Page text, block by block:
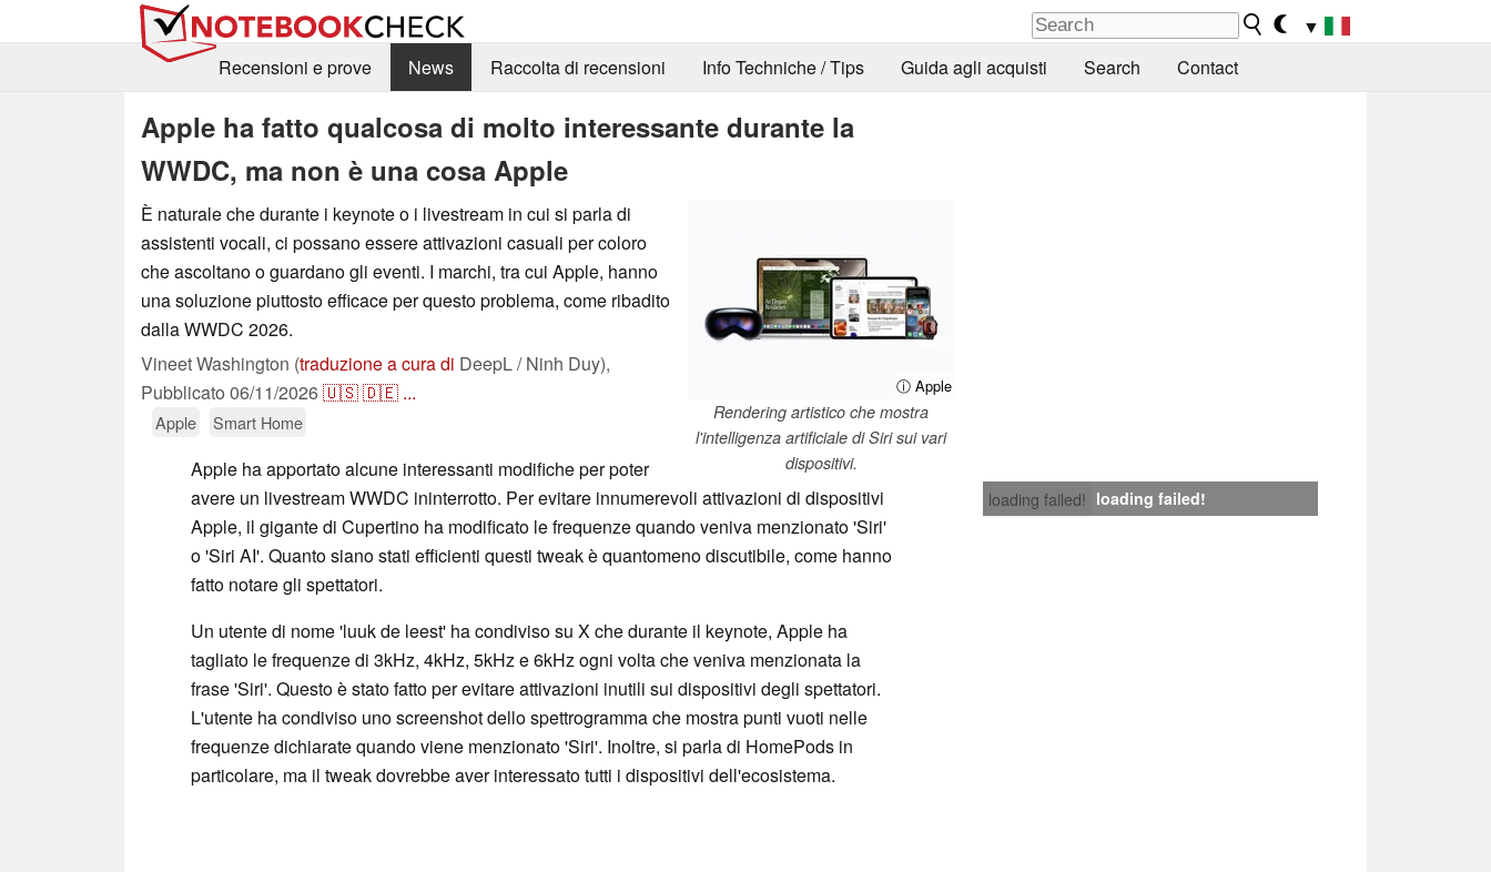
▼
Recensioni e prove
News Raccolta di recensioni Info Techniche / Tips Guida agli acquisti Search Contact
Apple ha fatto qualcosa di molto interessante durante la
WWDC, ma non è una cosa Apple
ⓘ Apple
Rendering artistico che mostra
l'intelligenza artificiale di Siri sui vari
dispositivi.
È naturale che durante i keynote o i livestream in cui si parla di
assistenti vocali, ci possano essere attivazioni casuali per coloro
che ascoltano o guardano gli eventi. I marchi, tra cui Apple, hanno
una soluzione piuttosto efficace per questo problema, come ribadito
dalla WWDC 2026.
Vineet Washington (traduzione a cura di DeepL / Ninh Duy),
Pubblicato 06/11/2026🇺🇸🇩🇪 ...
Apple Smart Home
loading failed! loading failed!
Apple ha apportato alcune interessanti modifiche per poter
avere un livestream WWDC ininterrotto. Per evitare innumerevoli attivazioni di dispositivi
Apple, il gigante di Cupertino ha modificato le frequenze quando veniva menzionato 'Siri'
o 'Siri AI'. Quanto siano stati efficienti questi tweak è quantomeno discutibile, come hanno
fatto notare gli spettatori.
Un utente di nome 'luuk de leest' ha condiviso su X che durante il keynote, Apple ha
tagliato le frequenze di 3kHz, 4kHz, 5kHz e 6kHz ogni volta che veniva menzionata la
frase 'Siri'. Questo è stato fatto per evitare attivazioni inutili sui dispositivi degli spettatori.
L'utente ha condiviso uno screenshot dello spettrogramma che mostra punti vuoti nelle
frequenze dichiarate quando viene menzionato 'Siri'. Inoltre, si parla di HomePods in
particolare, ma il tweak dovrebbe aver interessato tutti i dispositivi dell'ecosistema.